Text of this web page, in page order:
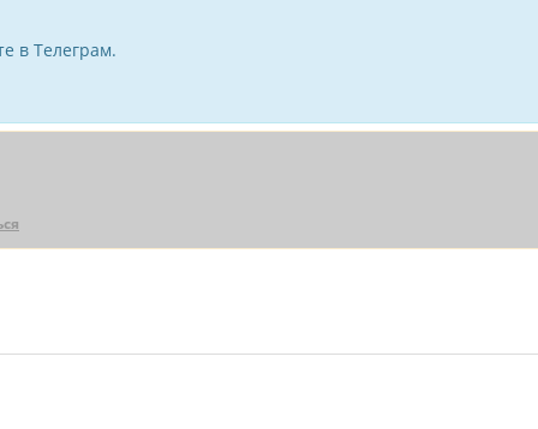
в Телеграм.